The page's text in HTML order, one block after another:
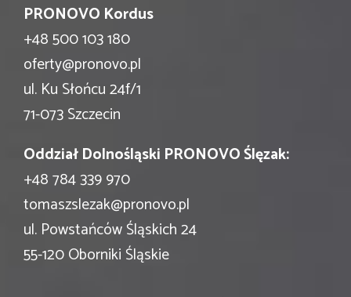
PRONOVO Kordus
+48 500 103 180
oferty@pronovo.pl
ul. Ku Słońcu 24f/1
71-073 Szczecin
Oddział Dolnośląski PRONOVO Ślęzak:
+48 784 339 970
tomaszslezak@pronovo.pl
ul. Powstańców Śląskich 24
55-120 Oborniki Śląskie